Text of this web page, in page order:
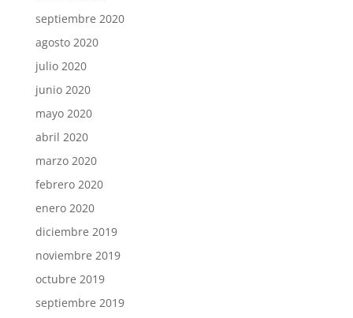
septiembre 2020
agosto 2020
julio 2020
junio 2020
mayo 2020
abril 2020
marzo 2020
febrero 2020
enero 2020
diciembre 2019
noviembre 2019
octubre 2019
septiembre 2019